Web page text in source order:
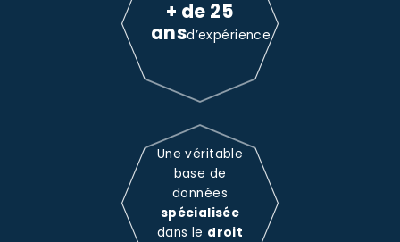
+ de 25
ansd’expérience
Une véritable
base de
données
spécialisée
dans le droit